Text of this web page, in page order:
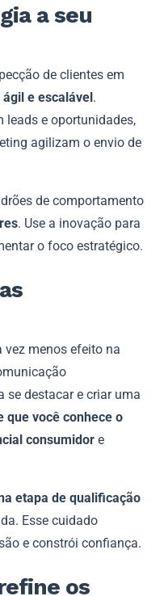
a seu
de clientes em
e escalável.
leads e oportunidades,
agilizam o envio de
de comportamento
. Use a inovação para
o foco estratégico.
vez menos efeito na
se destacar e criar uma
que você conhece o
consumidor e
etapa de qualificação
Esse cuidado
e constrói confiança.
os